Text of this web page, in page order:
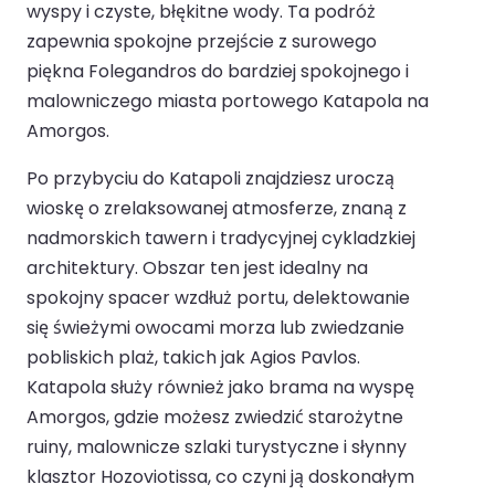
wyspy i czyste, błękitne wody. Ta podróż
zapewnia spokojne przejście z surowego
piękna Folegandros do bardziej spokojnego i
malowniczego miasta portowego Katapola na
Amorgos.
Po przybyciu do Katapoli znajdziesz uroczą
wioskę o zrelaksowanej atmosferze, znaną z
nadmorskich tawern i tradycyjnej cykladzkiej
architektury. Obszar ten jest idealny na
spokojny spacer wzdłuż portu, delektowanie
się świeżymi owocami morza lub zwiedzanie
pobliskich plaż, takich jak Agios Pavlos.
Katapola służy również jako brama na wyspę
Amorgos, gdzie możesz zwiedzić starożytne
ruiny, malownicze szlaki turystyczne i słynny
klasztor Hozoviotissa, co czyni ją doskonałym